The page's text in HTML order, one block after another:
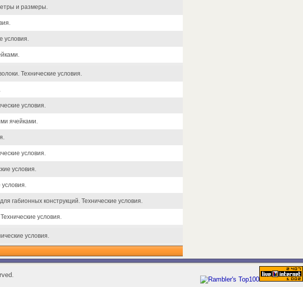
и размеры.
условия.
Технические условия.
условия.
ячейками.
условия.
условия.
габионных конструкций. Технические условия.
условия.
условия.